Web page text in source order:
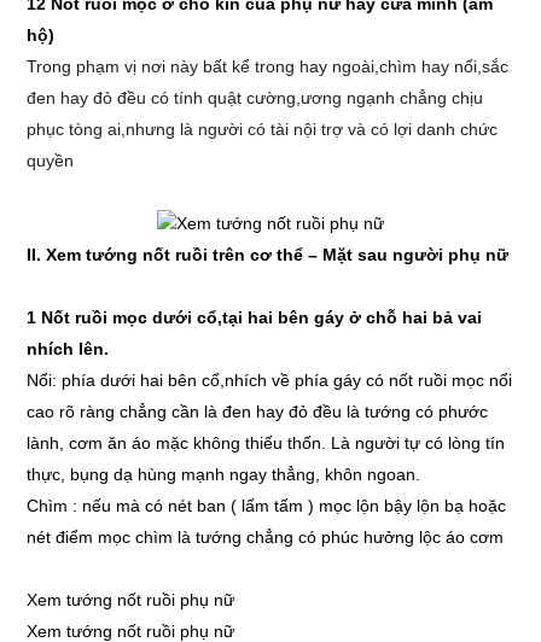
hộ)
Trong phạm vị nơi này bất kể trong hay ngoài,chìm hay nổi,sắc
đen hay đỏ đều có tính quật cường,ương ngạnh chẳng chịu
phục tòng ai,nhưng là người có tài nội trợ và có lợi danh chức
quyền
II. Xem tướng nốt ruồi trên cơ thể – Mặt sau người phụ nữ
1 Nốt ruồi mọc dưới cổ,tại hai bên gáy ở chỗ hai bả vai
nhích lên.
Nổi: phía dưới hai bên cổ,nhích về phía gáy có nốt ruồi mọc nổi
cao rõ ràng chẳng cần là đen hay đỏ đều là tướng có phước
lành, cơm ăn áo mặc không thiếu thốn. Là người tự có lòng tín
thực, bụng dạ hùng mạnh ngay thẳng, khôn ngoan.
Chìm : nếu mà có nét ban ( lấm tấm ) mọc lộn bậy lộn bạ hoặc
nét điểm mọc chìm là tướng chẳng có phúc hưởng lộc áo cơm
Xem tướng nốt ruồi phụ nữ
Xem tướng nốt ruồi phụ nữ